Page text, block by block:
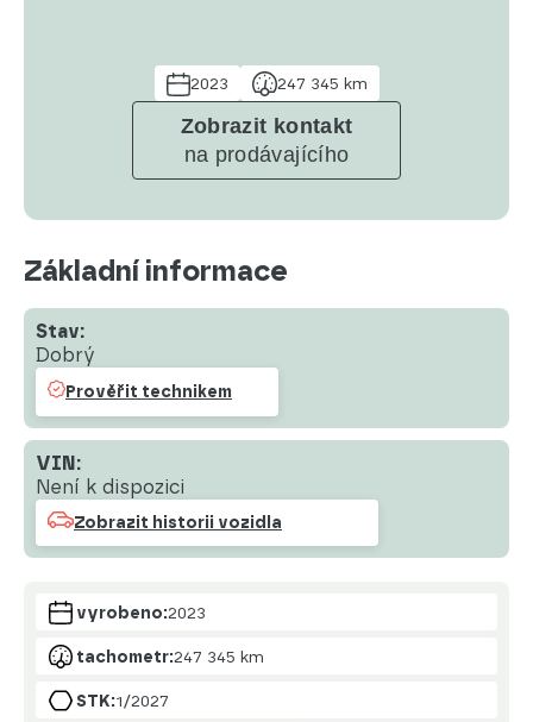
2023 247 345 km
Zobrazit kontakt
na prodávajícího
Základní informace
Stav:
Dobrý
Prověřit technikem
VIN:
Není k dispozici
Zobrazit historii vozidla
vyrobeno:2023
tachometr:247 345 km
STK:1/2027